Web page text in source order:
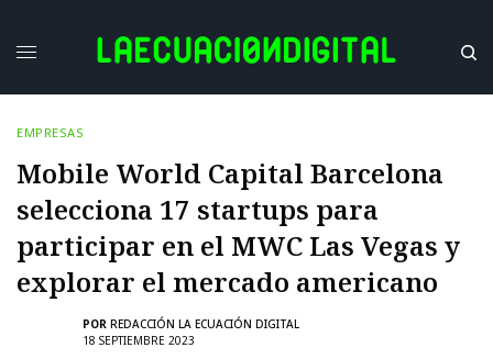
EMPRESAS
Mobile World Capital Barcelona
selecciona 17 startups para
participar en el MWC Las Vegas y
explorar el mercado americano
POR REDACCIÓN LA ECUACIÓN DIGITAL
18 SEPTIEMBRE 2023